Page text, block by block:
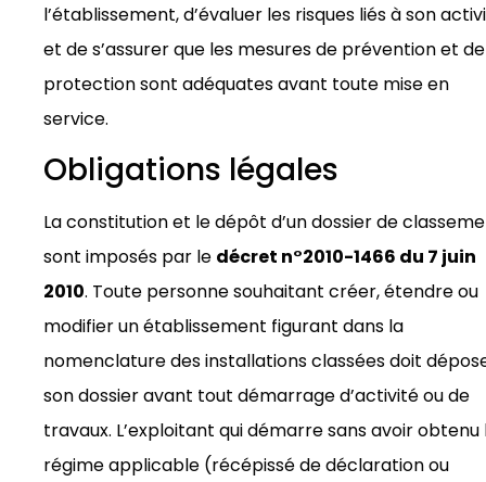
l’établissement, d’évaluer les risques liés à son
et de s’assurer que les mesures de prévention et de
protection sont adéquates avant toute mise en
service.
Obligations légales
La constitution et le dépôt d’un dossier de
sont imposés par le décret n°2010-1466 du 7 juin
2010. Toute personne souhaitant créer, étendre ou
modifier un établissement figurant dans la
nomenclature des installations classées doit
son dossier avant tout démarrage d’activité ou de
travaux. L’exploitant qui démarre sans avoir obtenu
régime applicable (récépissé de déclaration ou